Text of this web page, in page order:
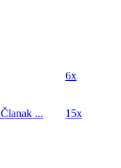
6x
Članak ... 15x